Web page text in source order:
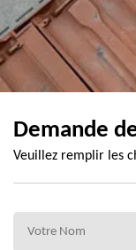
Demande
Veuillez remplir les